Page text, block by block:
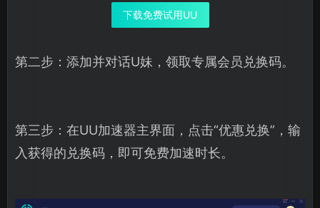
下载免费试用UU
第二步：添加并对话U妹，领取专属会员兑换码。
第三步：在UU加速器主界面，点击“优惠兑换”，输
入获得的兑换码，即可免费加速时长。